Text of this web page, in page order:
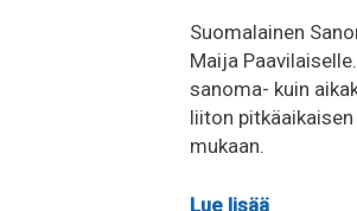
Suomalainen
Maija
sanoma- kuin
liiton
mukaan.
Lue lisää